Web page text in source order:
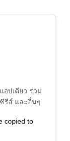
อปเดียว รวม
รีส์ และอื่นๆ
copied to